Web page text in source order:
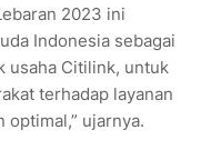
2023 ini
Indonesia sebagai
usaha Citilink, untuk
terhadap layanan
ujarnya.